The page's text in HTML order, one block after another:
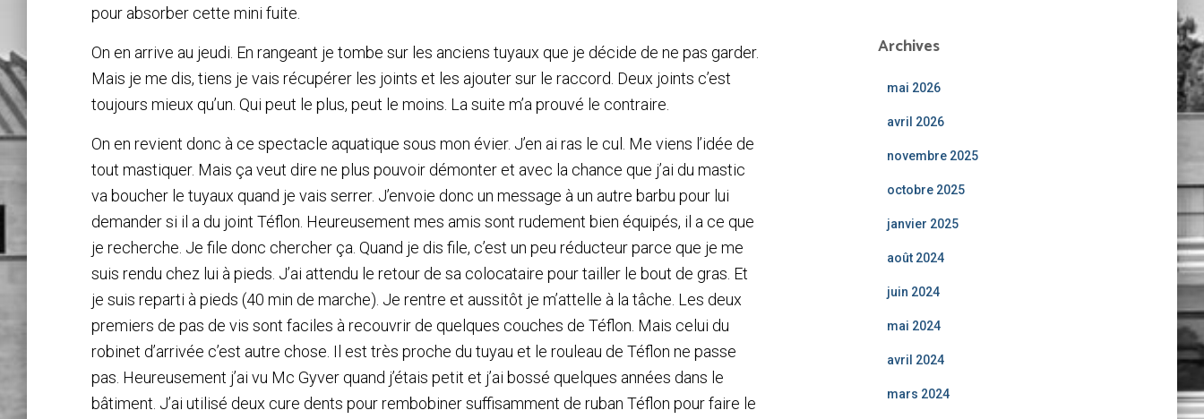
pour absorber cette mini fuite.
On en arrive au jeudi. En rangeant je tombe sur les anciens tuyaux que je décide de ne pas garder.
Mais je me dis, tiens je vais récupérer les joints et les ajouter sur le raccord. Deux joints c’est
toujours mieux qu’un. Qui peut le plus, peut le moins. La suite m’a prouvé le contraire.
On en revient donc à ce spectacle aquatique sous mon évier. J’en ai ras le cul. Me viens l’idée de
tout mastiquer. Mais ça veut dire ne plus pouvoir démonter et avec la chance que j’ai du mastic
va boucher le tuyaux quand je vais serrer. J’envoie donc un message à un autre barbu pour lui
demander si il a du joint Téflon. Heureusement mes amis sont rudement bien équipés, il a ce que
je recherche. Je file donc chercher ça. Quand je dis file, c’est un peu réducteur parce que je me
suis rendu chez lui à pieds. J’ai attendu le retour de sa colocataire pour tailler le bout de gras. Et
je suis reparti à pieds (40 min de marche). Je rentre et aussitôt je m’attelle à la tâche. Les deux
premiers de pas de vis sont faciles à recouvrir de quelques couches de Téflon. Mais celui du
robinet d’arrivée c’est autre chose. Il est très proche du tuyau et le rouleau de Téflon ne passe
pas. Heureusement j’ai vu Mc Gyver quand j’étais petit et j’ai bossé quelques années dans le
bâtiment. J’ai utilisé deux cure dents pour rembobiner suffisamment de ruban Téflon pour faire le
Archives
mai 2026
avril 2026
novembre 2025
octobre 2025
janvier 2025
août 2024
juin 2024
mai 2024
avril 2024
mars 2024